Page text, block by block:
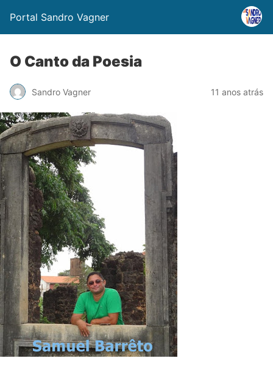
Portal Sandro Vagner
O Canto da Poesia
Sandro Vagner 11 anos atrás